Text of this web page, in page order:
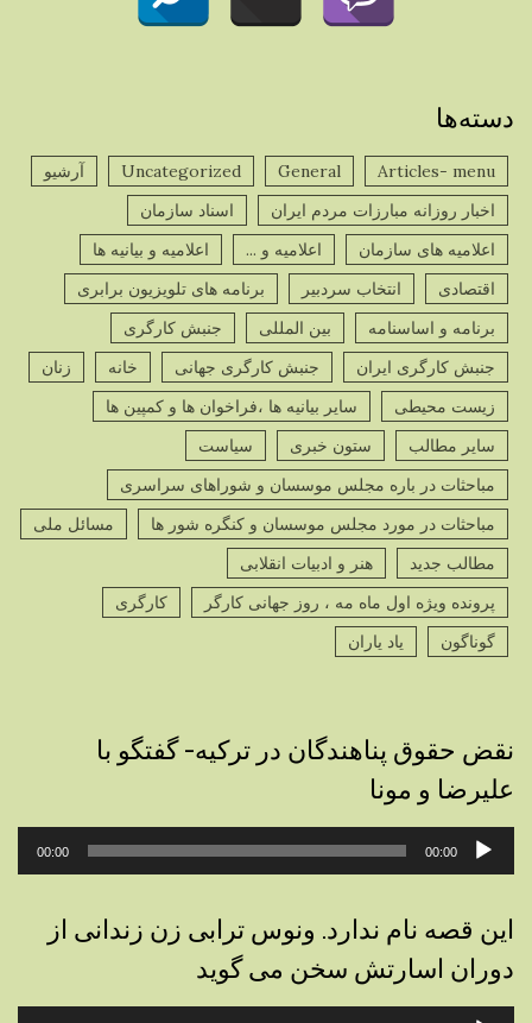
دسته‌ها
Articles- menu
General
Uncategorized
آرشیو
اخبار روزانه مبارزات مردم ایران
اسناد سازمان
اعلامیه های سازمان
اعلامیه و ...
اعلامیه و بیانیه ها
اقتصادی
انتخاب سردبیر
برنامه های تلویزیون برابری
برنامه و اساسنامه
بین المللی
جنبش کارگری
جنبش کارگری ایران
جنبش کارگری جهانی خانه
زنان
زیست محیطی
سایر بیانیه ها ،فراخوان ها و کمپین ها
سایر مطالب
ستون خبری
سیاست
مباحثات در باره مجلس موسسان و شوراهای سراسری
مباحثات در مورد مجلس موسسان و کنگره شور ها
مسائل ملی
مطالب جدید
هنر و ادبیات انقلابی
پرونده ویژه اول ماه مه ، روز جهانی کارگر
کارگری
گوناگون
یاد یاران
نقض حقوق پناهندگان در ترکیه- گفتگو با
علیرضا و مونا
پخش‌کننده
صوت
00:00
00:00
این قصه نام ندارد. ونوس ترابی زن زندانی از
دوران اسارتش سخن می گوید
پخش‌کننده